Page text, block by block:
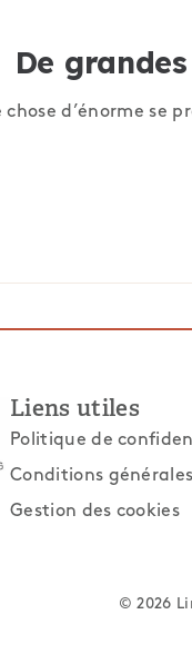
De
chose d’énorme se
Liens utiles
Politique de
Conditions
Gestion des cookies
© 2026